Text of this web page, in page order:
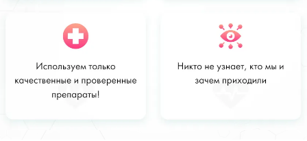
Стоимость
от 2500 руб
Заказать